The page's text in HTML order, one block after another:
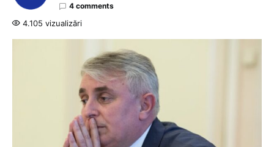
4 comments
4.105 vizualizări